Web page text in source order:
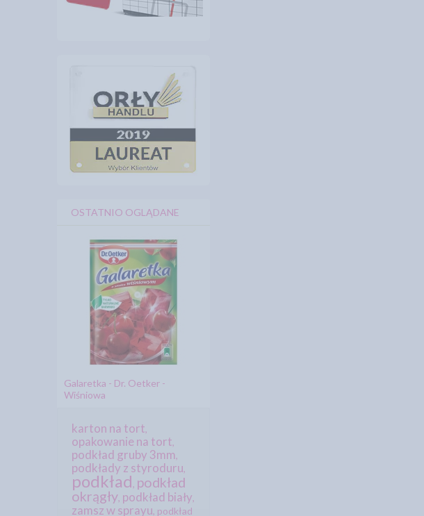
OSTATNIO OGLĄDANE
Galaretka - Dr. Oetker -
Wiśniowa
karton na tort,
opakowanie na tort,
podkład gruby 3mm,
podkłady z styroduru,
podkład, podkład
okrągły, podkład biały,
zamsz w sprayu, podkład